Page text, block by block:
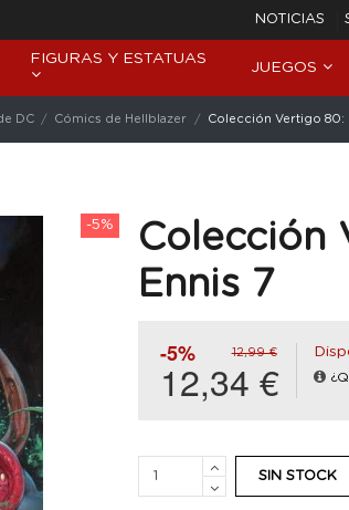
NOTICIAS
FIGURAS Y ESTATUAS
JUEGOS
DC Cómics de Hellblazer Colección Vertigo 80:
-5%
Colección
Ennis 7
-5% 12,99 €
12,34 €
SIN STOCK